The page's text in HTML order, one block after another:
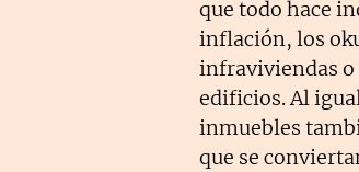
que todo hace
inflación, los
infraviviendas o
edificios. Al
inmuebles
que se